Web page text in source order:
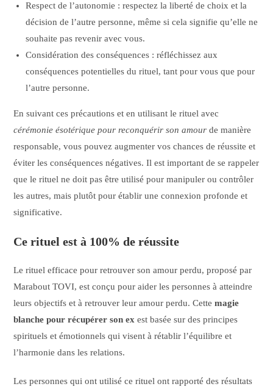
Respect de l’autonomie : respectez la liberté de choix et la
décision de l’autre personne, même si cela signifie qu’elle ne
souhaite pas revenir avec vous.
Considération des conséquences : réfléchissez aux
conséquences potentielles du rituel, tant pour vous que pour
l’autre personne.
En suivant ces précautions et en utilisant le rituel avec
cérémonie ésotérique pour reconquérir son amour de manière
responsable, vous pouvez augmenter vos chances de réussite et
éviter les conséquences négatives. Il est important de se rappeler
que le rituel ne doit pas être utilisé pour manipuler ou contrôler
les autres, mais plutôt pour établir une connexion profonde et
significative.
Ce rituel est à 100% de réussite
Le rituel efficace pour retrouver son amour perdu, proposé par
Marabout TOVI, est conçu pour aider les personnes à atteindre
leurs objectifs et à retrouver leur amour perdu. Cettemagie
blanche pour récupérer son ex est basée sur des principes
spirituels et émotionnels qui visent à rétablir l’équilibre et
l’harmonie dans les relations.
Les personnes qui ont utilisé ce rituel ont rapporté des résultats